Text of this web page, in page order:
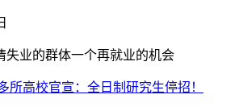
失业的群体一个再就业的机会
所高校官宣：全日制研究生停招！